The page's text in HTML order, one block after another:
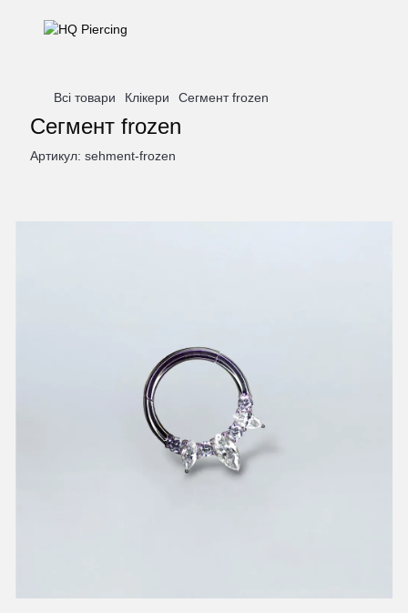
Всі товари Клікери Сегмент frozen
Сегмент frozen
Артикул: sehment-frozen